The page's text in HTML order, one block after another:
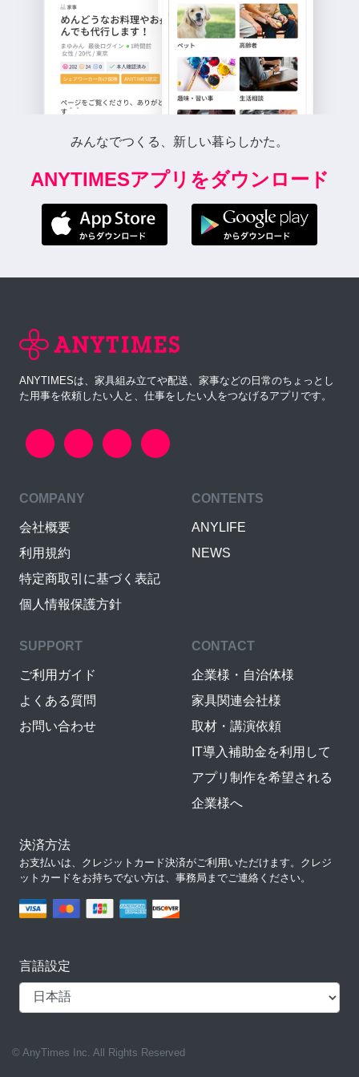
みんなでつくる、新しい暮らしかた。
ANYTIMESアプリをダウンロード
ANYTIMESは、家具組み立てや配送、家事などの日常のちょっとし
た用事を依頼したい人と、仕事をしたい人をつなげるアプリです。
COMPANY
会社概要
利用規約
特定商取引に基づく表記
個人情報保護方針
CONTENTS
ANYLIFE
NEWS
SUPPORT
ご利用ガイド
よくある質問
お問い合わせ
CONTACT
企業様・自治体様
家具関連会社様
取材・講演依頼
IT導入補助金を利用して
アプリ制作を希望される
企業様へ
決済方法
お支払いは、クレジットカード決済がご利用いただけます。クレジ
ットカードをお持ちでない方は、事務局までご連絡ください。
言語設定
© AnyTimes Inc. All Rights Reserved